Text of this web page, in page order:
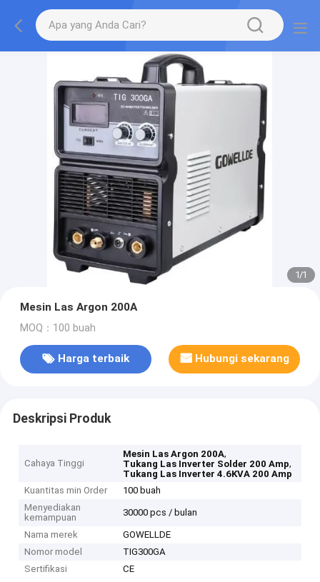
1/1
Mesin Las Argon 200A
MOQ：100 buah
Harga terbaik Hubungi sekarang
Deskripsi Produk
Cahaya Tinggi
Mesin Las Argon 200A,
Tukang Las Inverter Solder 200 Amp,
Tukang Las Inverter 4.6KVA 200 Amp
Kuantitas min Order
100 buah
Menyediakan
kemampuan
30000 pcs / bulan
Nama merek
GOWELLDE
Nomor model
TIG300GA
Sertifikasi
CE